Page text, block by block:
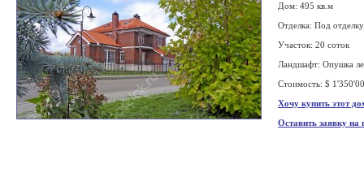
Дом: 495 кв.м
Отделка: Под отделку
Участок: 20 соток
Ландшафт: Опушка
Стоимость: $
Хочу купить этот
Оставить заявку на